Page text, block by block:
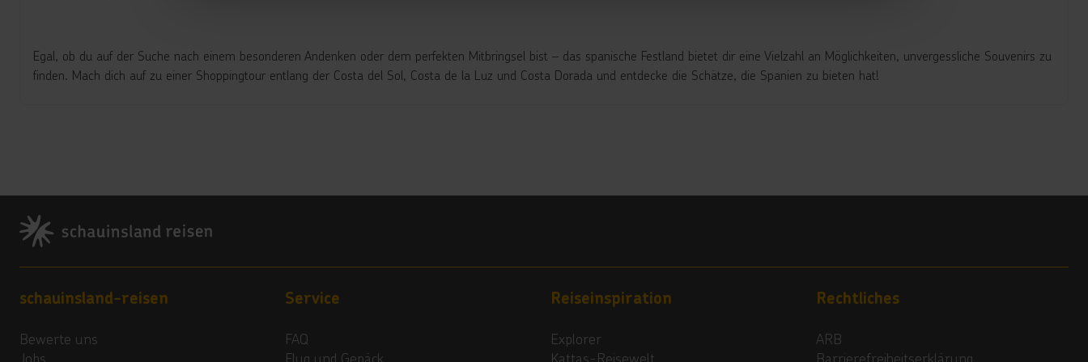
Egal, ob du auf der Suche nach einem besonderen Andenken oder dem perfekten Mitbringsel bist – das spanische Festland bietet dir eine Vielzahl an Möglichkeiten, unvergessliche Souvenirs zu
finden. Mach dich auf zu einer Shoppingtour entlang der Costa del Sol, Costa de la Luz und Costa Dorada und entdecke die Schätze, die Spanien zu bieten hat!
Footer
Footer navigation
schauinsland-reisen
Bewerte uns
Jobs
Service
FAQ
Flug und Gepäck
Reiseinspiration
Explorer
Kattas-Reisewelt
Rechtliches
ARB
Barrierefreiheitserklärung